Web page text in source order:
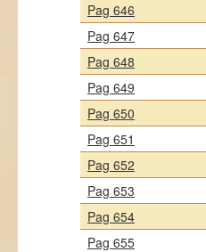
Pag 646
Pag 647
Pag 648
Pag 649
Pag 650
Pag 651
Pag 652
Pag 653
Pag 654
Pag 655